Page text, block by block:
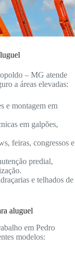
– MG atende
a áreas elevadas:
e montagem em
em galpões,
feiras, congressos e
predial,
e telhados de
aluguel
em Pedro
modelos: